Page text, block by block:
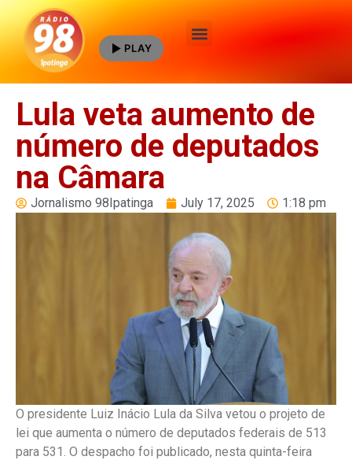
PLAY
Lula veta aumento de
número de deputados
na Câmara
Jornalismo 98Ipatinga July 17, 2025 1:18 pm
O presidente Luiz Inácio Lula da Silva vetou o projeto de
lei que aumenta o número de deputados federais de 513
para 531. O despacho foi publicado, nesta quinta-feira